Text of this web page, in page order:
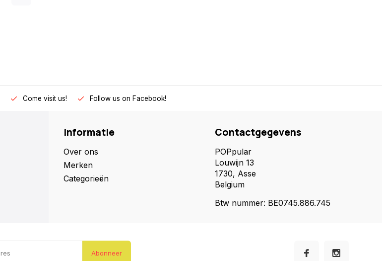
Come visit us! Follow us on Facebook!
Informatie
Over ons
Merken
Categorieën
Contactgegevens
POPpular
Louwijn 13
1730, Asse
Belgium
Btw nummer: BE0745.886.745
Abonneer